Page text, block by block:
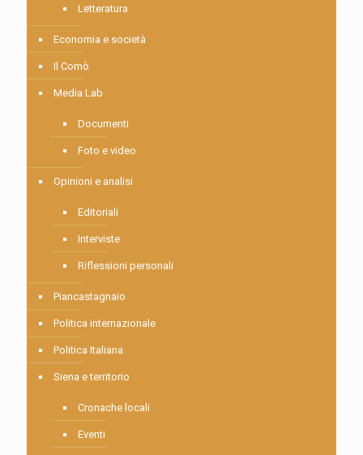
Letteratura
Economia e società
Il Comò
Media Lab
Documenti
Foto e video
Opinioni e analisi
Editoriali
Interviste
Riflessioni personali
Piancastagnaio
Politica internazionale
Politica Italiana
Siena e territorio
Cronache locali
Eventi